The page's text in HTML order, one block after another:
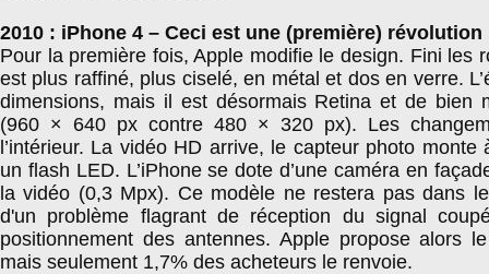
2010 : iPhone 4 – Ceci est une (première) révolution
Pour la première fois, Apple modifie le design. Fini les
est plus raffiné, plus ciselé, en métal et dos en verre.
dimensions, mais il est désormais Retina et de bien
(960 × 640 px contre 480 × 320 px). Les
l’intérieur. La vidéo HD arrive, le capteur photo
un flash LED. L’iPhone se dote d’une caméra en
la vidéo (0,3 Mpx). Ce modèle ne restera pas dans
d'un problème flagrant de réception du signal
positionnement des antennes. Apple propose alors
mais seulement 1,7% des acheteurs le renvoie.